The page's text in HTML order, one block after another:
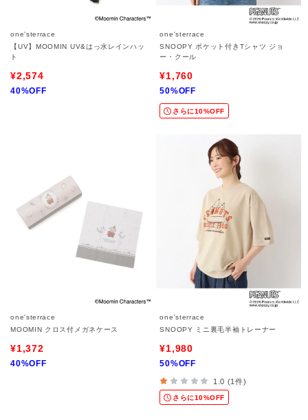
one'sterrace
【UV】MOOMIN UV&はっ水レインハッ
ト
¥2,574
40%OFF
one'sterrace
SNOOPY ポケット付きTシャツ ジョ
ー・クール
¥1,760
50%OFF
さらに10%OFF
one'sterrace
MOOMIN クロス付メガネケース
¥1,372
40%OFF
one'sterrace
SNOOPY ミニ裏毛半袖トレーナー
¥1,980
50%OFF
1.0 (1件)
さらに10%OFF